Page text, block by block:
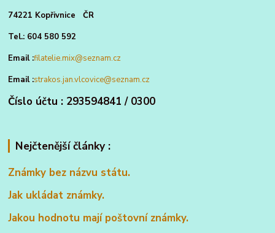
74221 Kopřivnice ČR
Tel.: 604 580 592
Email :filatelie.mix@seznam.cz
Email :strakos.jan.vlcovice@seznam.cz
Číslo účtu : 293594841 / 0300
Nejčtenější články :
Známky bez názvu státu.
Jak ukládat známky.
Jakou hodnotu mají poštovní známky.